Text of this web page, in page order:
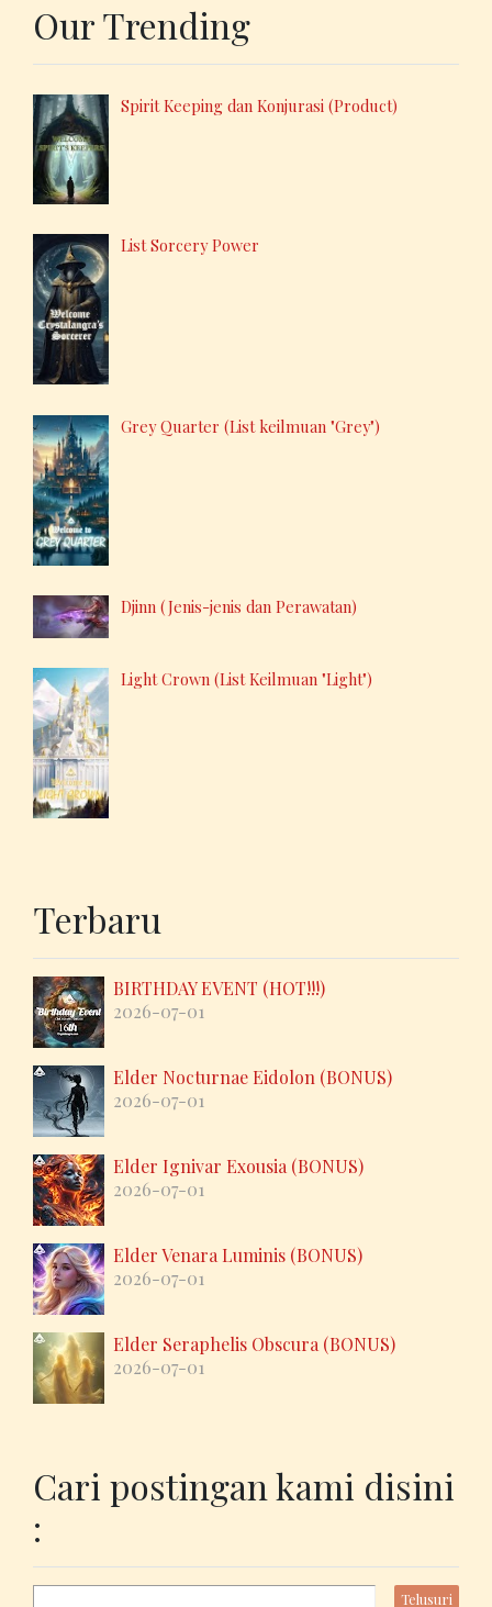
Our Trending
Spirit Keeping dan Konjurasi (Product)
List Sorcery Power
Grey Quarter (List keilmuan "Grey")
Djinn (Jenis-jenis dan Perawatan)
Light Crown (List Keilmuan "Light")
Terbaru
BIRTHDAY EVENT (HOT!!!)
2026-07-01
Elder Nocturnae Eidolon (BONUS)
2026-07-01
Elder Ignivar Exousia (BONUS)
2026-07-01
Elder Venara Luminis (BONUS)
2026-07-01
Elder Seraphelis Obscura (BONUS)
2026-07-01
Cari postingan kami disini
: